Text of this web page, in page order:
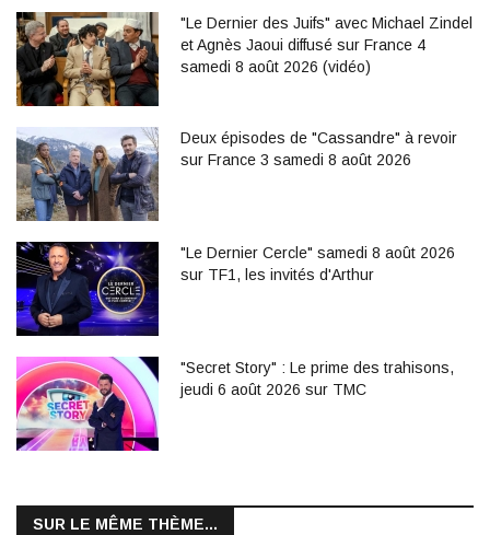
"Le Dernier des Juifs" avec Michael Zindel
et Agnès Jaoui diffusé sur France 4
samedi 8 août 2026 (vidéo)
Deux épisodes de "Cassandre" à revoir
sur France 3 samedi 8 août 2026
"Le Dernier Cercle" samedi 8 août 2026
sur TF1, les invités d'Arthur
"Secret Story" : Le prime des trahisons,
jeudi 6 août 2026 sur TMC
SUR LE MÊME THÈME...